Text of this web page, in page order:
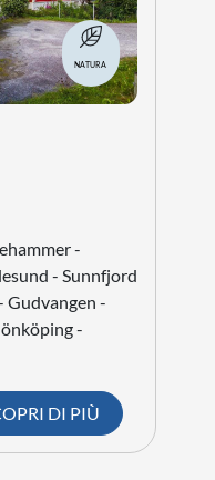
NATURA
-
- Sunnfjord
Gudvangen -
-
DI PIÙ